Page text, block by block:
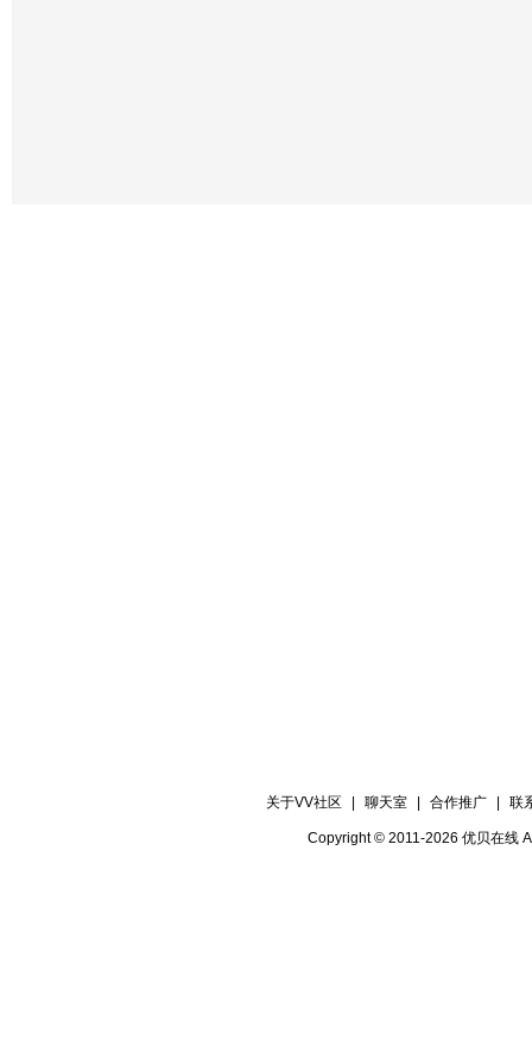
关于VV社区 聊天室 合作推广 联
Copyright © 2011-2026 优贝在线